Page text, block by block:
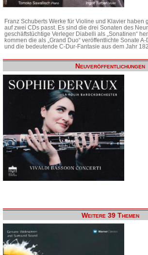
Franz Schuberts Werke für Violine und Klavier haben
auf zwei CDs passt. Es sind die drei Sonaten des
geschäftstüchtige Verleger Diabelli als „Sonatinen“
kommen die als „Grand Duo“ veröffentlichte Sonate
und die bedeutende C-Dur-Fantasie aus dem Jahr
Neuveröffentlichungen
Weitere 39 Themen